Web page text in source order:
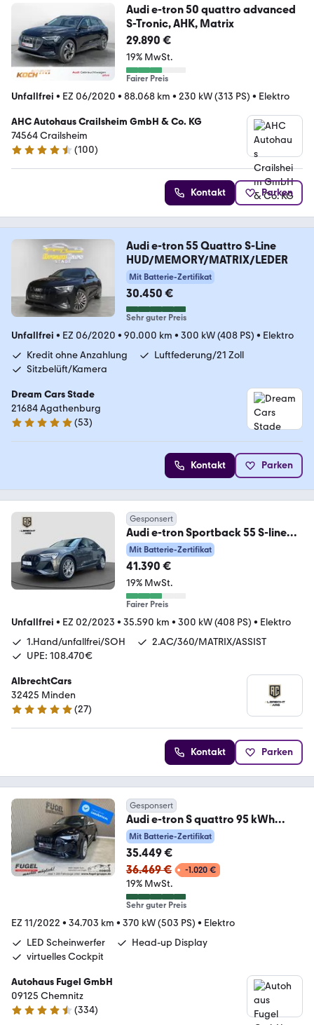
Audi e-tron 50 quattro advanced
S-Tronic, AHK, Matrix
29.890 €
19% MwSt.
Fairer Preis
Unfallfrei • EZ 06/2020 • 88.068 km • 230 kW (313 PS) • Elektro
AHC Autohaus Crailsheim GmbH & Co. KG
74564 Crailsheim
4.5 Sterne
(100)
Kontakt Parken
Audi e-tron 55 Quattro S-Line
HUD/MEMORY/MATRIX/LEDER
Mit Batterie-Zertifikat
30.450 €
Sehr guter Preis
Unfallfrei • EZ 06/2020 • 90.000 km • 300 kW (408 PS) • Elektro
Kredit ohne Anzahlung
Luftfederung/21 Zoll
Sitzbelüft/Kamera
Dream Cars Stade
21684 Agathenburg
4.9 Sterne
(53)
Kontakt Parken
Gesponsert
Audi e-tron Sportback 55 S-line
AHK ACC B&O HUD LM21
Mit Batterie-Zertifikat
41.390 €
19% MwSt.
Fairer Preis
Unfallfrei • EZ 02/2023 • 35.590 km • 300 kW (408 PS) • Elektro
1.Hand/unfallfrei/SOH
2.AC/360/MATRIX/ASSIST
UPE: 108.470€
AlbrechtCars
32425 Minden
4.9 Sterne
(27)
Kontakt Parken
Gesponsert
Audi e-tron S quattro 95 kWh
LED|HuD|Navi|Sound|Klima
Mit Batterie-Zertifikat
35.449 €
36.469 €
-1.020 €
19% MwSt.
Sehr guter Preis
EZ 11/2022 • 34.703 km • 370 kW (503 PS) • Elektro
LED Scheinwerfer
Head-up Display
virtuelles Cockpit
Autohaus Fugel GmbH
09125 Chemnitz
4.3 Sterne
(334)